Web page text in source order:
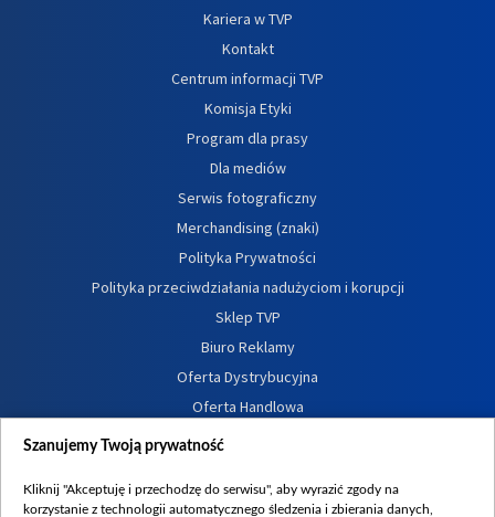
Kariera w TVP
Kontakt
Centrum informacji TVP
Komisja Etyki
Program dla prasy
Dla mediów
Serwis fotograficzny
Merchandising (znaki)
Polityka Prywatności
Polityka przeciwdziałania nadużyciom i korupcji
Sklep TVP
Biuro Reklamy
Oferta Dystrybucyjna
Oferta Handlowa
Dostępność
Procedura zgłoszeń wewnętrznych
Szanujemy Twoją prywatność
Kliknij "Akceptuję i przechodzę do serwisu", aby wyrazić zgody na
korzystanie z technologii automatycznego śledzenia i zbierania danych,